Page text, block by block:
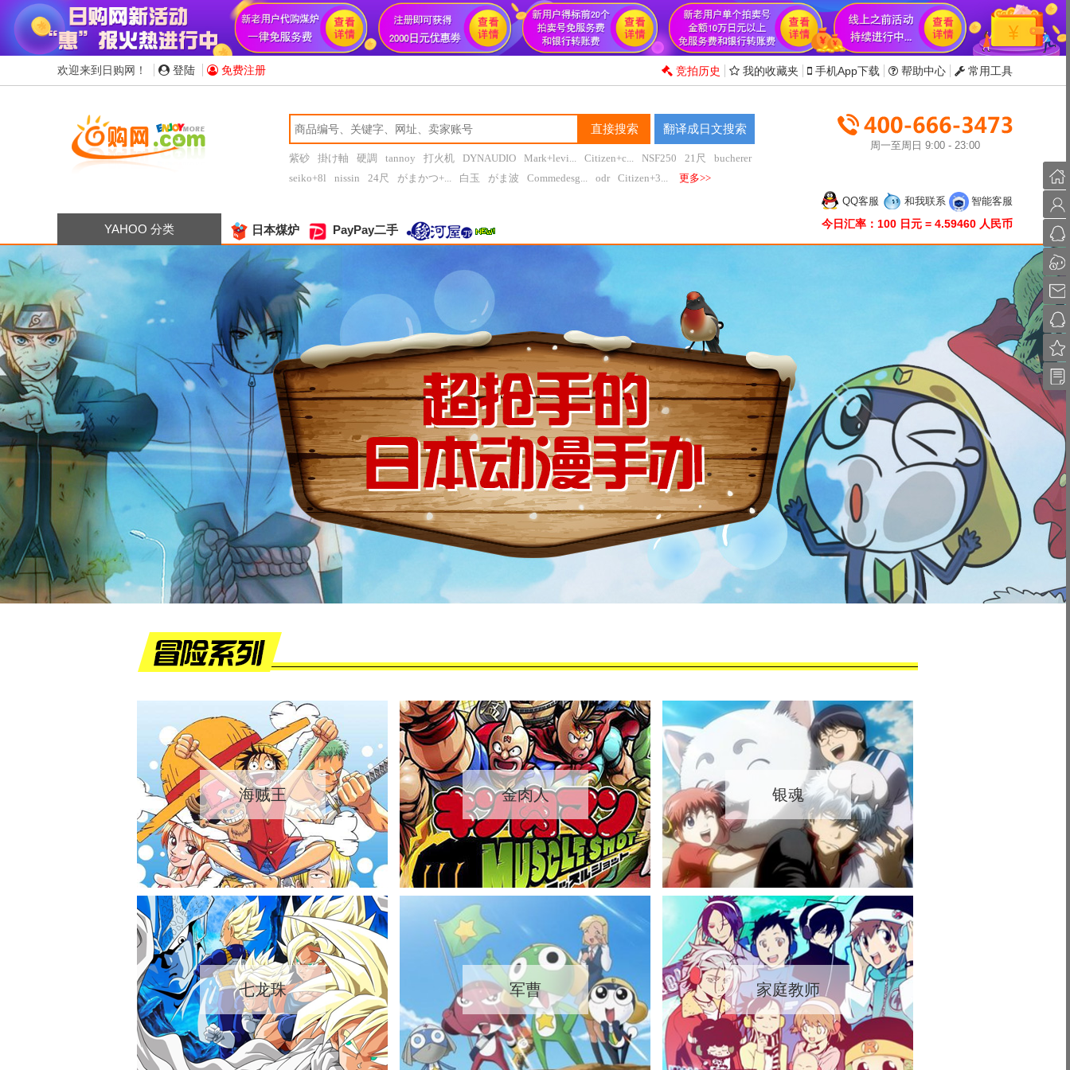
欢迎来到日购网！ 登陆 免费注册 竞拍历史 我的收藏夹 手机App下载 帮助中心 常用工具
直接搜索 翻译成日文搜索
紫砂 掛け軸 硬調 tannoy 打火机 DYNAUDIO Mark+levi... Citizen+c... NSF250 21尺
bucherer
seiko+8l
nissin 24尺 がまかつ+... 白玉 がま波 Commedesg... odr Citizen+3... 更多>>
周一至周日 9:00 - 23:00
YAHOO 分类 日本煤炉 PayPay二手
QQ客服 和我联系 智能客服
今日汇率：100 日元 = 4.59460 人民币
海贼王 金肉人 银魂
七龙珠 军曹 家庭教师
首
页
会
员
中
心
联
系
QQ
联
系
旺
旺
发
送
邮
件
投
诉
QQ
收
夹
的
订